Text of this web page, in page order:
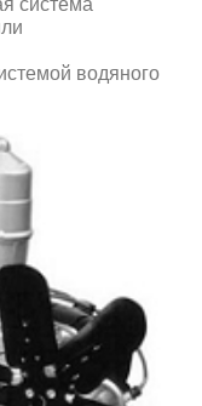
водяного